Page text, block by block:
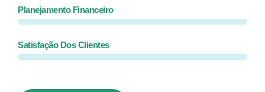
Planejamento Financeiro
Satisfação Dos Clientes